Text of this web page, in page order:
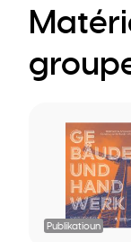
Publikatioun